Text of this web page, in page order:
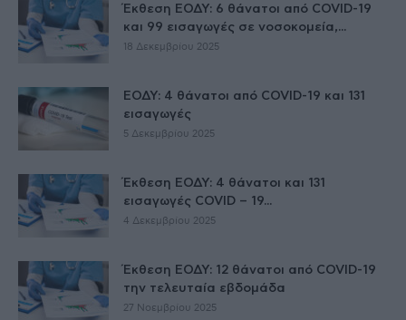
Έκθεση ΕΟΔΥ: 6 θάνατοι από COVID-19
και 99 εισαγωγές σε νοσοκομεία,...
18 Δεκεμβρίου 2025
ΕΟΔΥ: 4 θάνατοι από COVID-19 και 131
εισαγωγές
5 Δεκεμβρίου 2025
Έκθεση ΕΟΔΥ: 4 θάνατοι και 131
εισαγωγές COVID – 19...
4 Δεκεμβρίου 2025
Έκθεση ΕΟΔΥ: 12 θάνατοι από COVID-19
την τελευταία εβδομάδα
27 Νοεμβρίου 2025